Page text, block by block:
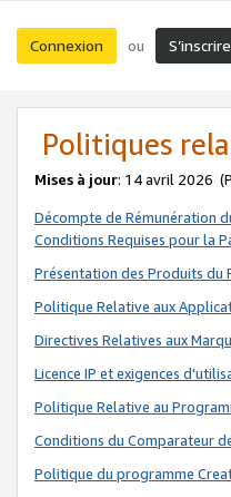
Connexion ou S’inscrire
Politiques
Mises à jour: 14 avril 2026
Décompte de Rémunération
Conditions Requises pour la
Présentation des Produits du
Politique Relative aux
Directives Relatives aux
Licence IP et exigences
Politique Relative au
Conditions du Comparateur
Politique du programme